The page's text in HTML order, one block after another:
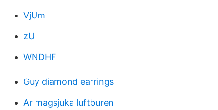
VjUm
zU
WNDHF
Guy diamond earrings
Ar magsjuka luftburen